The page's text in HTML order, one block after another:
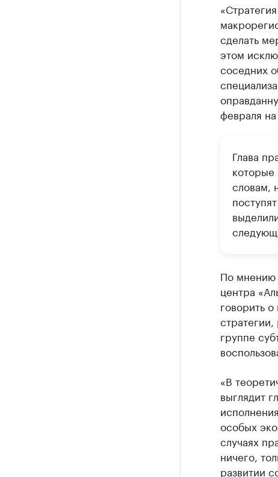
сделать
этом
соседних
февраля
Глава
которые
словам,
По мнению
центра
говорить
группе
«В
выглядит
особых
случаях
ничего,
развитии